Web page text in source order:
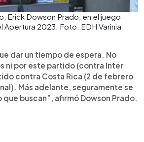
Erick Dowson Prado, en el juego
Apertura 2023. Foto: EDH Varinia
dar un tiempo de espera. No
ni por este partido (contra Inter
contra Costa Rica (2 de febrero
Más adelante, seguramente se
buscan”, afirmó Dowson Prado.